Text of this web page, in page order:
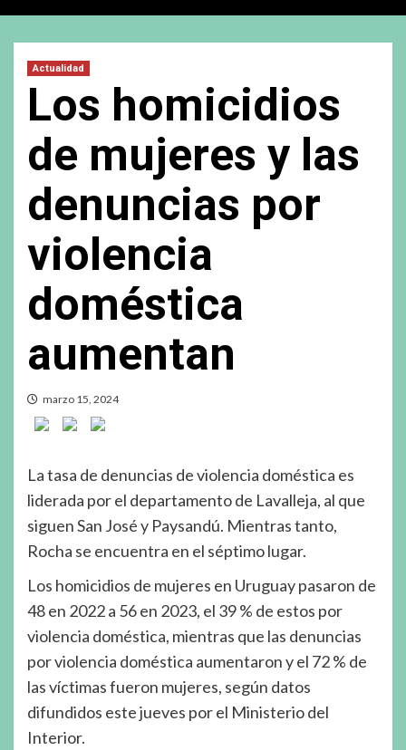
Actualidad
Los homicidios
de mujeres y las
denuncias por
violencia
doméstica
aumentan
marzo 15, 2024
La tasa de denuncias de violencia doméstica es
liderada por el departamento de Lavalleja, al que
siguen San José y Paysandú. Mientras tanto,
Rocha se encuentra en el séptimo lugar.
Los homicidios de mujeres en Uruguay pasaron de
48 en 2022 a 56 en 2023, el 39 % de estos por
violencia doméstica, mientras que las denuncias
por violencia doméstica aumentaron y el 72 % de
las víctimas fueron mujeres, según datos
difundidos este jueves por el Ministerio del
Interior.